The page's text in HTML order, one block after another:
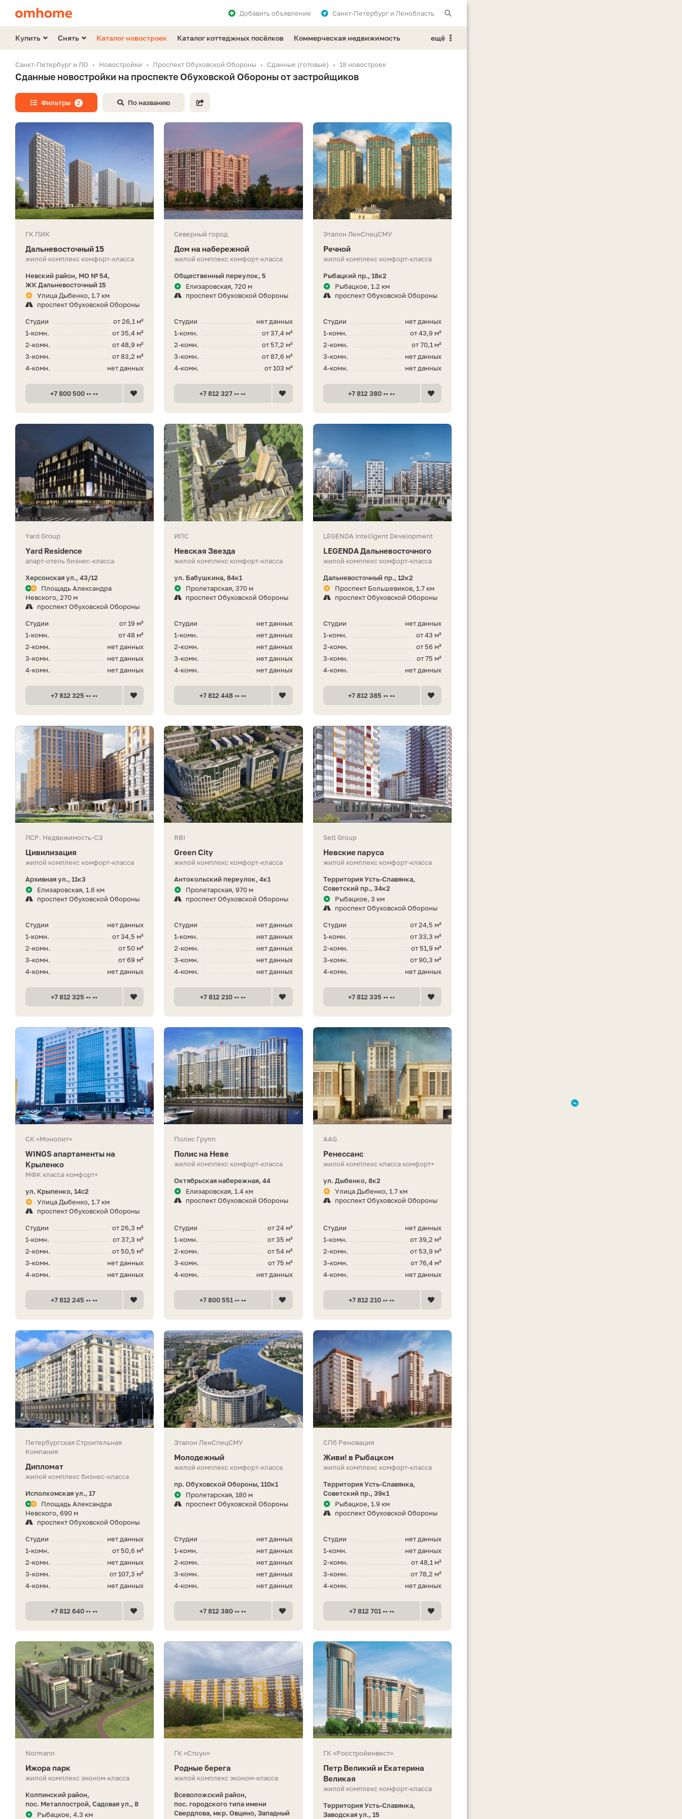
Санкт-Петербург и Ленобласть
Добавитьобъявление
Купить Снять Каталог новостроек Каталог коттеджных посёлков Коммерческая недвижимость ещё
Санкт-Петербург и ЛО Новостройки Проспект Обуховской Обороны Сданные (готовые) 18 новостроек
Сданные новостройки на проспекте Обуховской Обороны от застройщиков
Фильтры 2 По названию
ГК ПИК
Дальневосточный 15
жилой комплекс комфорт-класса
Невский район, МО № 54,
ЖК Дальневосточный 15
Улица Дыбенко, 1.7 км
проспект Обуховской Обороны
от 26,1 м²
Студии
от 35,4 м²
1-комн.
от 48,9 м²
2-комн.
от 83,2 м²
3-комн.
нет данных
4-комн.
+7 800 500 •• ••
Северный город
Дом на набережной
жилой комплекс комфорт-класса
Общественный переулок, 5
Елизаровская, 720 м
проспект Обуховской Обороны
нет данных
Студии
от 37,4 м²
1-комн.
от 57,2 м²
2-комн.
от 87,6 м²
3-комн.
от 103 м²
4-комн.
+7 812 327 •• ••
Эталон ЛенСпецСМУ
Речной
жилой комплекс комфорт-класса
Рыбацкий пр., 18к2
Рыбацкое, 1.2 км
проспект Обуховской Обороны
нет данных
Студии
от 43,9 м²
1-комн.
от 70,1 м²
2-комн.
нет данных
3-комн.
нет данных
4-комн.
+7 812 380 •• ••
Yard Group
Yard Residence
апарт-отель бизнес-класса
Херсонская ул., 43/12
Площадь Александра
Невского, 270 м
проспект Обуховской Обороны
от 19 м²
Студии
от 48 м²
1-комн.
нет данных
2-комн.
нет данных
3-комн.
нет данных
4-комн.
+7 812 325 •• ••
ИПС
Невская Звезда
жилой комплекс комфорт-класса
ул. Бабушкина, 84к1
Пролетарская, 370 м
проспект Обуховской Обороны
нет данных
Студии
нет данных
1-комн.
нет данных
2-комн.
нет данных
3-комн.
нет данных
4-комн.
+7 812 448 •• ••
LEGENDA Intelligent Development
LEGENDA Дальневосточного
жилой комплекс комфорт-класса
Дальневосточный пр., 12к2
Проспект Большевиков, 1.7 км
проспект Обуховской Обороны
нет данных
Студии
от 43 м²
1-комн.
от 56 м²
2-комн.
от 75 м²
3-комн.
нет данных
4-комн.
+7 812 385 •• ••
ЛСР. Недвижимость-СЗ
Цивилизация
жилой комплекс комфорт-класса
Архивная ул., 11к3
Елизаровская, 1.6 км
проспект Обуховской Обороны
нет данных
Студии
от 34,5 м²
1-комн.
от 50 м²
2-комн.
от 69 м²
3-комн.
нет данных
4-комн.
+7 812 325 •• ••
RBI
Green City
жилой комплекс комфорт-класса
Антокольский переулок, 4к1
Пролетарская, 970 м
проспект Обуховской Обороны
нет данных
Студии
нет данных
1-комн.
нет данных
2-комн.
нет данных
3-комн.
нет данных
4-комн.
+7 812 210 •• ••
Setl Group
Невские паруса
жилой комплекс комфорт-класса
Территория Усть-Славянка,
Советский пр., 34к2
Рыбацкое, 3 км
проспект Обуховской Обороны
от 24,5 м²
Студии
от 33,3 м²
1-комн.
от 51,9 м²
2-комн.
от 90,3 м²
3-комн.
нет данных
4-комн.
+7 812 335 •• ••
СК «Монолит»
WINGS апартаменты на
Крыленко
МФК класса комфорт+
ул. Крыленко, 14с2
Улица Дыбенко, 1.7 км
проспект Обуховской Обороны
от 26,3 м²
Студии
от 37,3 м²
1-комн.
от 50,5 м²
2-комн.
нет данных
3-комн.
нет данных
4-комн.
+7 812 245 •• ••
Полис Групп
Полис на Неве
жилой комплекс комфорт-класса
Октябрьская набережная, 44
Елизаровская, 1.4 км
проспект Обуховской Обороны
от 24 м²
Студии
от 35 м²
1-комн.
от 54 м²
2-комн.
от 75 м²
3-комн.
нет данных
4-комн.
+7 800 551 •• ••
AAG
Ренессанс
жилой комплекс класса комфорт+
ул. Дыбенко, 8к2
Улица Дыбенко, 1.7 км
проспект Обуховской Обороны
нет данных
Студии
от 39,2 м²
1-комн.
от 53,9 м²
2-комн.
от 76,4 м²
3-комн.
нет данных
4-комн.
+7 812 210 •• ••
Петербургская Строительная
Компания
Дипломат
жилой комплекс бизнес-класса
Исполкомская ул., 17
Площадь Александра
Невского, 690 м
проспект Обуховской Обороны
нет данных
Студии
от 50,6 м²
1-комн.
нет данных
2-комн.
от 107,3 м²
3-комн.
нет данных
4-комн.
+7 812 640 •• ••
Эталон ЛенСпецСМУ
Молодежный
жилой комплекс комфорт-класса
пр. Обуховской Обороны, 110к1
Пролетарская, 180 м
проспект Обуховской Обороны
нет данных
Студии
нет данных
1-комн.
нет данных
2-комн.
нет данных
3-комн.
нет данных
4-комн.
+7 812 380 •• ••
СПб Реновация
Живи! в Рыбацком
жилой комплекс комфорт-класса
Территория Усть-Славянка,
Советский пр., 39к1
Рыбацкое, 1.9 км
проспект Обуховской Обороны
нет данных
Студии
нет данных
1-комн.
от 48,1 м²
2-комн.
от 78,2 м²
3-комн.
нет данных
4-комн.
+7 812 701 •• ••
Normann
Ижора парк
жилой комплекс эконом-класса
Колпинский район,
пос. Металлострой, Садовая ул., 8
Рыбацкое, 4.3 км
ГК «Стоун»
Родные берега
жилой комплекс эконом-класса
Всеволожский район,
пос. городского типа имени
Свердлова, мкр. Овцино, Западный
ГК «Росстройинвест»
Петр Великий и Екатерина
Великая
жилой комплекс комфорт-класса
Территория Усть-Славянка,
Заводская ул., 15